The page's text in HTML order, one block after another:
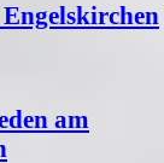
am